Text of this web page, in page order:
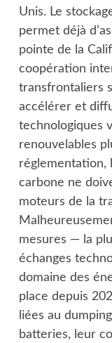
Unis. Le
permet déjà
pointe de la
coopération
transfrontaliers
accélérer et
technologiques
renouvelables
réglementation,
carbone ne
moteurs de la
mesures — la
échanges
domaine des
place depuis
liées au
batteries, leur